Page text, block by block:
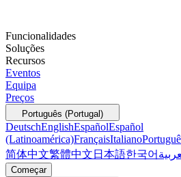
Funcionalidades
Soluções
Recursos
Eventos
Equipa
Preços
Português (Portugal)
DeutschEnglishEspañolEspañol
(Latinoamérica)FrançaisItaliano
简体中文繁體中文 日本語한국어
Começar